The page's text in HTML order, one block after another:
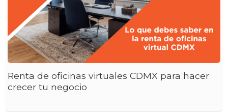
Renta de oficinas virtuales CDMX para hacer
crecer tu negocio